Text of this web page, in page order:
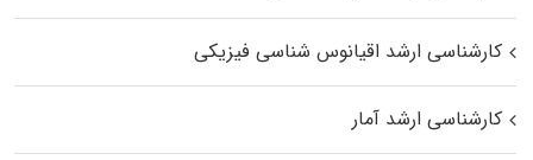
کارشناسی ارشد اقیانوس‌ شناسی فیزیکی
کارشناسی ارشد آمار